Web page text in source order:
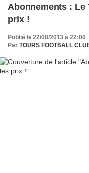
Abonnements : Le
prix !
Publié le 22/08/2013 à 22:00
Par TOURS FOOTBALL